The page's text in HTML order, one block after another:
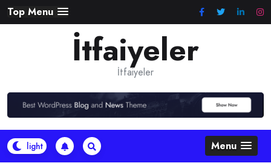
Skip
to
Top Menu
İtfaiyeler
İtfaiyeler
Menu